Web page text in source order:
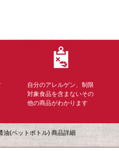
自分のアレルゲン、制限
対象食品を含まないその
他の商品がわかります
油(ペットボトル) 商品詳細